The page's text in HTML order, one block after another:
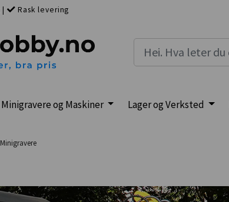
| Rask levering
Minigravere og Maskiner Lager og Verksted
Minigravere